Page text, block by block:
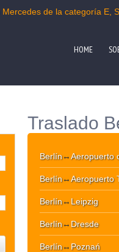
de la categoría E,
HOME
Traslado
Berlín↔Aeropuerto
Berlín↔Aeropuerto
Berlín↔ Leipzig
Berlín↔ Dresde
Berlín↔ Poznań